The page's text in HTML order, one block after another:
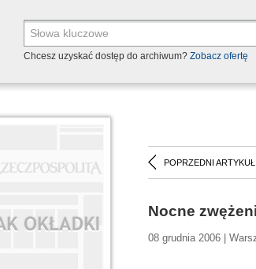
Chcesz uzyskać dostęp do archiwum? Zobacz ofertę
POPRZEDNI
Nocne
08 grudnia 2006 |